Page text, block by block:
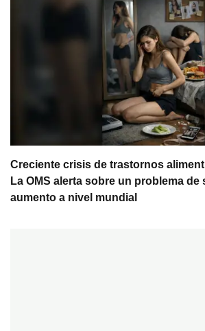
Creciente crisis de trastornos
La OMS alerta sobre un problema de
aumento a nivel mundial